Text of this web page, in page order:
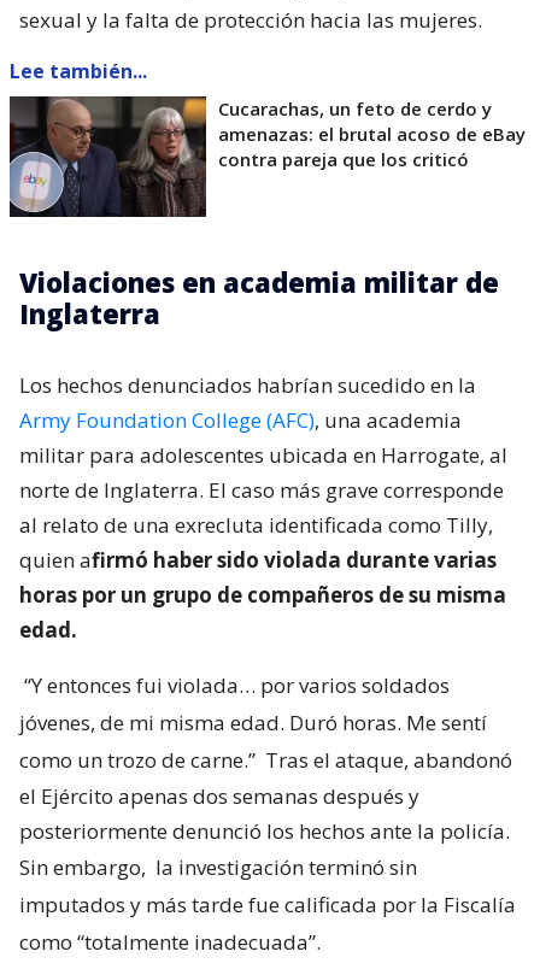
sexual y la falta de protección hacia las mujeres.
Lee también...
Cucarachas, un feto de cerdo y
amenazas: el brutal acoso de eBay
contra pareja que los criticó
Violaciones en academia militar de
Inglaterra
Los hechos denunciados habrían sucedido en la
Army Foundation College (AFC), una academia
militar para adolescentes ubicada en Harrogate, al
norte de Inglaterra. El caso más grave corresponde
al relato de una exrecluta identificada como Tilly,
quien afirmó haber sido violada durante varias
horas por un grupo de compañeros de su misma
edad.
“Y entonces fui violada… por varios soldados
jóvenes, de mi misma edad. Duró horas. Me sentí
como un trozo de carne.” Tras el ataque, abandonó
el Ejército apenas dos semanas después y
posteriormente denunció los hechos ante la policía.
Sin embargo, la investigación terminó sin
imputados y más tarde fue calificada por la Fiscalía
como “totalmente inadecuada”.